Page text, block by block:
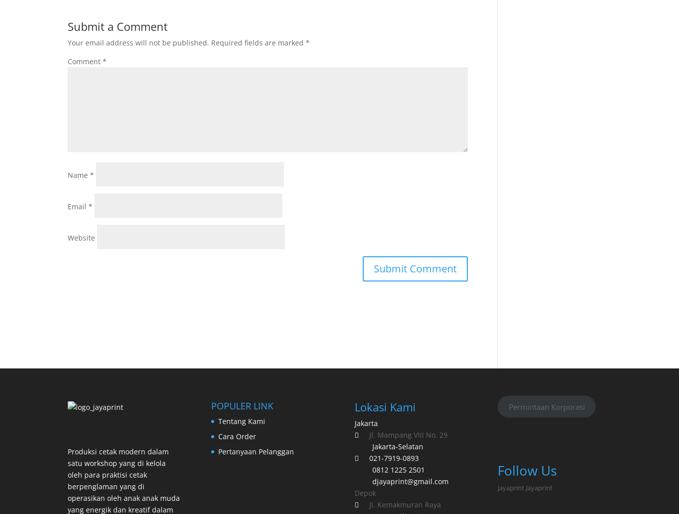
Submit a Comment
Your email address will not be published. Required fields are marked*
Comment*
Name*
Email*
Website
Produksi cetak modern dalam
satu workshop yang di kelola
oleh para praktisi cetak
berpenglaman yang di
operasikan oleh anak anak muda
yang energik dan kreatif dalam
POPULER LINK
Tentang Kami
Cara Order
Pertanyaan Pelanggan
Lokasi Kami
Jakarta

Jl. Mampang VIII No. 29
Jakarta-Selatan

021-7919-0893
0812 1225 2501
djayaprint@gmail.com
Depok

Jl. Kemakmuran Raya
Permintaan Korporasi
Follow Us
Jayaprint Jayaprint